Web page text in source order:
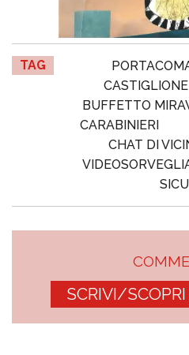
TAG
BUFFETTO
CARABINIERI
CHAT DI
SCRIVI/